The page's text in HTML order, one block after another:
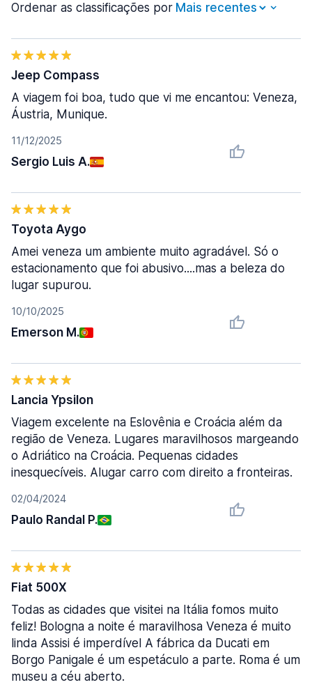
Ordenar as classificações por
11/12/2025
Sergio Luis A.
Jeep Compass
A viagem foi boa, tudo que vi me encantou: Veneza,
Áustria, Munique.
10/10/2025
Emerson M.
Toyota Aygo
Amei veneza um ambiente muito agradável. Só o
estacionamento que foi abusivo....mas a beleza do
lugar supurou.
02/04/2024
Paulo Randal P.
Lancia Ypsilon
Viagem excelente na Eslovênia e Croácia além da
região de Veneza. Lugares maravilhosos margeando
o Adriático na Croácia. Pequenas cidades
inesquecíveis. Alugar carro com direito a fronteiras.
Fiat 500X
Todas as cidades que visitei na Itália fomos muito
feliz! Bologna a noite é maravilhosa Veneza é muito
linda Assisi é imperdível A fábrica da Ducati em
Borgo Panigale é um espetáculo a parte. Roma é um
museu a céu aberto.